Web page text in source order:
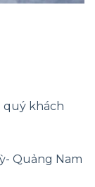
quý khách
Quảng Nam